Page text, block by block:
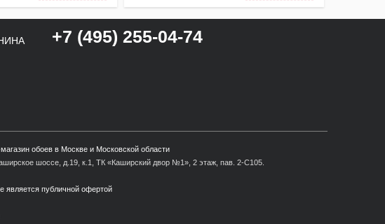
+7 (495) 255-04-74
обоев в Москве и Московской области
шоссе, д.19, к.1, ТК «Каширский двор №1», 2 этаж, пав. 2-С105.
является публичной офертой